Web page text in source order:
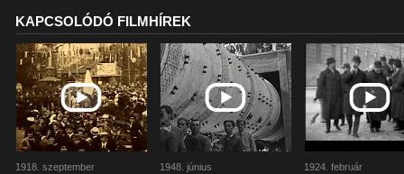
KAPCSOLÓDÓ FILMHÍREK
1918. szeptember
1948. június
1924. február